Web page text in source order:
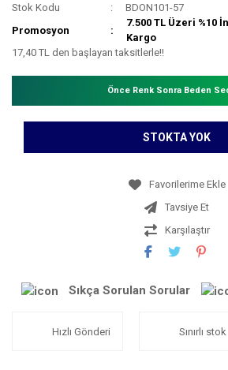
Stok Kodu
BDON101-57
Promosyon
7.500 TL Üzeri %10
Kargo
17,40 TL den başlayan taksitlerle!!
Önce Renk Sonra Beden
STOKTA YOK
Tavsiye Et
Karşılaştır
Sıkça Sorulan Sorular
Hızlı Gönderi Sınırlı stok